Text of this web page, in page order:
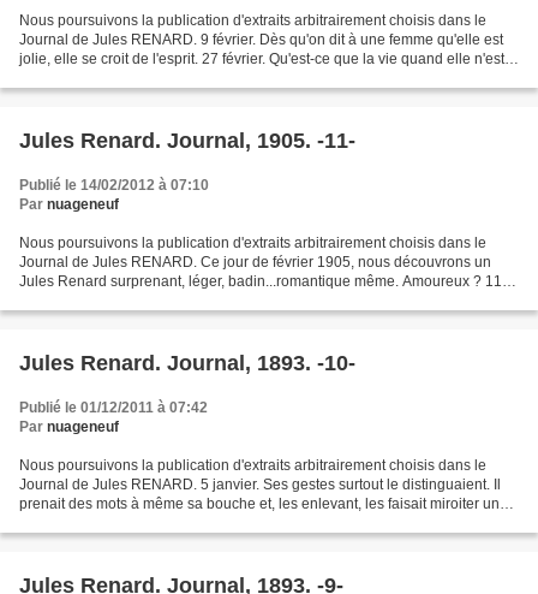
Nous poursuivons la publication d'extraits arbitrairement choisis dans le
Journal de Jules RENARD. 9 février. Dès qu'on dit à une femme qu'elle est
jolie, elle se croit de l'esprit. 27 février. Qu'est-ce que la vie quand elle n'est
Jules Renard. Journal, 1905. -11-
Publié le 14/02/2012 à 07:10
Par nuageneuf
Nous poursuivons la publication d'extraits arbitrairement choisis dans le
Journal de Jules RENARD. Ce jour de février 1905, nous découvrons un
Jules Renard surprenant, léger, badin...romantique même. Amoureux ? 11
Jules Renard. Journal, 1893. -10-
Publié le 01/12/2011 à 07:42
Par nuageneuf
Nous poursuivons la publication d'extraits arbitrairement choisis dans le
Journal de Jules RENARD. 5 janvier. Ses gestes surtout le distinguaient. Il
prenait des mots à même sa bouche et, les enlevant, les faisait miroiter un
Jules Renard. Journal, 1893. -9-